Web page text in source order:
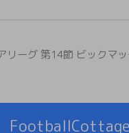
リーグ 第14節 ビックマ
FootballCottage